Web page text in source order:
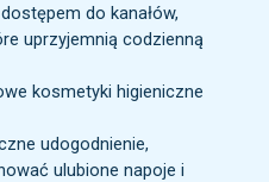
do kanałów,
uprzyjemnią codzienną
kosmetyki higieniczne
udogodnienie,
ulubione napoje i